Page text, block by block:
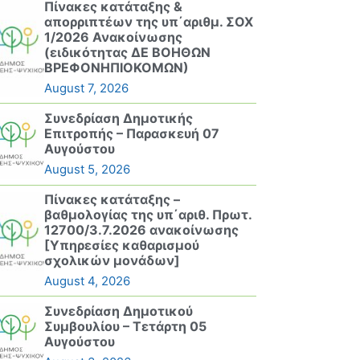
Πίνακες κατάταξης &
απορριπτέων της υπ΄αριθμ. ΣΟΧ
1/2026 Ανακοίνωσης
(ειδικότητας ΔΕ ΒΟΗΘΩΝ
ΒΡΕΦΟΝΗΠΙΟΚΟΜΩΝ)
August 7, 2026
Συνεδρίαση Δημοτικής
Επιτροπής – Παρασκευή 07
Αυγούστου
August 5, 2026
Πίνακες κατάταξης –
βαθμολογίας της υπ΄αριθ. Πρωτ.
12700/3.7.2026 ανακοίνωσης
[Υπηρεσίες καθαρισμού
σχολικών μονάδων]
August 4, 2026
Συνεδρίαση Δημοτικού
Συμβουλίου – Τετάρτη 05
Αυγούστου